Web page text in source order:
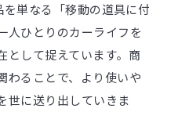
単なる「移動の道具に付
人ひとりのカーライフを
として捉えています。商
わることで、より使いや
世に送り出していきま